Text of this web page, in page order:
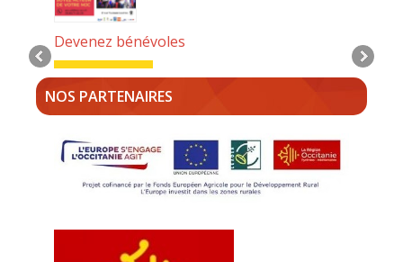
Devenez bénévoles
Détails
NOS PARTENAIRES